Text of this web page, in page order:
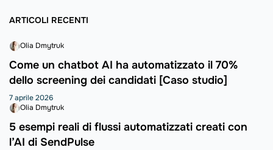
ARTICOLI RECENTI
Olia Dmytruk
Come un chatbot AI ha automatizzato il 70%
dello screening dei candidati [Caso studio]
7 aprile 2026
Olia Dmytruk
5 esempi reali di flussi automatizzati creati con
l’AI di SendPulse